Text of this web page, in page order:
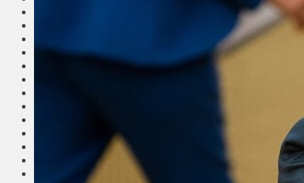
Клайпеда
Сейм Литвы